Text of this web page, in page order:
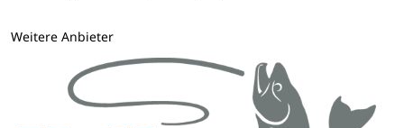
Weitere Anbieter